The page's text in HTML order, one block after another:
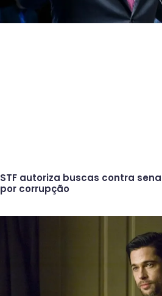
STF autoriza buscas contra
por corrupção